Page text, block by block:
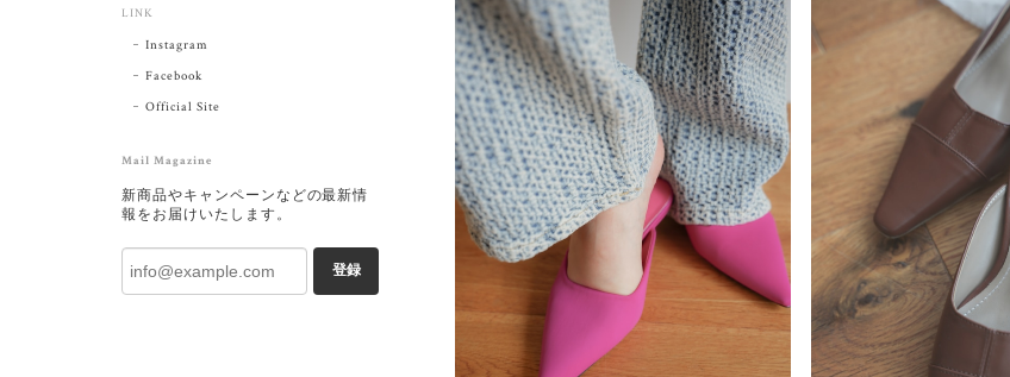
LINK
Instagram
Facebook
Official Site
Mail Magazine
新商品やキャンペーンなどの最新情
報をお届けいたします。
登録